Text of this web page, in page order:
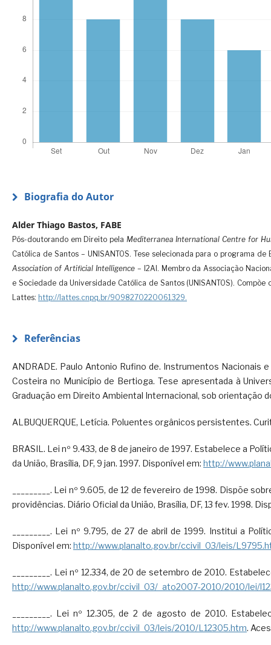
Biografia do Autor
Alder Thiago Bastos, FABE
Pós-doutorando em Direito pela Mediterranea International Centre for
Católica de Santos – UNISANTOS. Tese selecionada para o programa
Association of Artificial Intelligence– I2AI. Membro da Associação
e Sociedade da Universidade Católica de Santos (UNISANTOS).
Lattes: http://lattes.cnpq.br/9098270220061329.
Referências
ANDRADE. Paulo Antonio Rufino de. Instrumentos Nacionais
Costeira no Município de Bertioga. Tese apresentada à
Graduação em Direito Ambiental Internacional, sob orientação
ALBUQUERQUE, Letícia. Poluentes orgânicos persistentes.
BRASIL. Lei nº 9.433, de 8 de janeiro de 1997. Estabelece a
da União, Brasília, DF, 9 jan. 1997. Disponível em: http://
_________. Lei nº 9.605, de 12 de fevereiro de 1998. Dispõe
providências. Diário Oficial da União, Brasília, DF, 13 fev. 1998.
_________. Lei nº 9.795, de 27 de abril de 1999. Institui a
Disponível em: http://www.planalto.gov.br/ccivil_03/leis/
_________. Lei nº 12.334, de 20 de setembro de 2010.
http://www.planalto.gov.br/ccivil_03/_ato2007-2010/2010/lei/
_________. Lei nº 12.305, de 2 de agosto de 2010.
http://www.planalto.gov.br/ccivil_03/leis/2010/L12305.htm.